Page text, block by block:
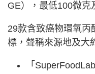
GE），最低100微克
29款含致癌物環氧丙
標，聲稱來源地及大
「